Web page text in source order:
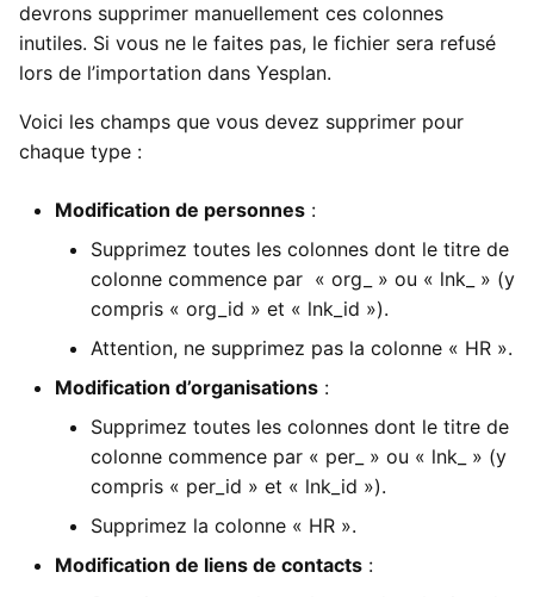
devrons supprimer manuellement ces colonnes
inutiles. Si vous ne le faites pas, le fichier sera refusé
lors de l’importation dans Yesplan.
Voici les champs que vous devez supprimer pour
chaque type :
Modification de personnes :
Supprimez toutes les colonnes dont le titre de
colonne commence par « org_ » ou « lnk_ » (y
compris « org_id » et « lnk_id »).
Attention, ne supprimez pas la colonne « HR ».
Modification d’organisations :
Supprimez toutes les colonnes dont le titre de
colonne commence par « per_ » ou « lnk_ » (y
compris « per_id » et « lnk_id »).
Supprimez la colonne « HR ».
Modification de liens de contacts :